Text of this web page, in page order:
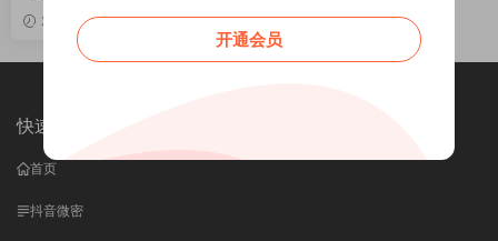
2025-02-03 VIP
快速导航
首页
抖音微密
开通会员